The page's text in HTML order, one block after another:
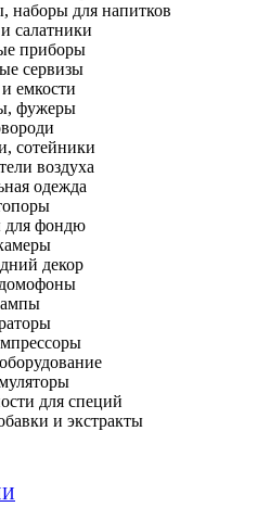
для напитков
салатники
приборы
сервизы
емкости
фужеры
сотейники
воздуха
одежда
для фондю
декор
для специй
и экстракты